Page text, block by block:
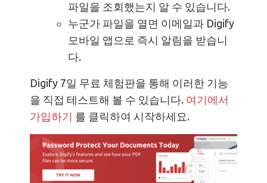
파일을 조회했는지 알 수 있습니다.
누군가 파일을 열면 이메일과 Digify
모바일 앱으로 즉시 알림을 받습니
다.
Digify 7일 무료 체험판을 통해 이러한 기능
을 직접 테스트해 볼 수 있습니다. 여기에서
가입하기 를 클릭하여 시작하세요.